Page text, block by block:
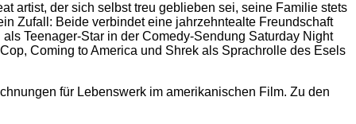
artist, der sich selbst treu geblieben sei, seine Familie stets
Zufall: Beide verbindet eine jahrzehntealte Freundschaft
Teenager-Star in der Comedy-Sendung Saturday Night
Coming to America und Shrek als Sprachrolle des Esels
für Lebenswerk im amerikanischen Film. Zu den